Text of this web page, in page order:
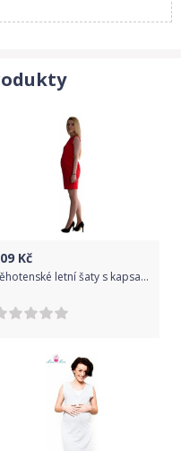
Kč
Těhotenské letní šaty s kapsami - červené, Velikosti těh. moda M (38)